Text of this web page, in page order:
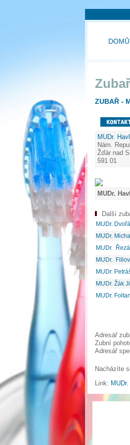
DOMŮ
ZUBAŘ -
MUDr.
Nám.
Žďár nad
591 01
MUDr.
Další
MUDr.
MUDr.
MUDr.
MUDr.
MUDr.
MUDr. Žák
MUDr.
Adresář
Zubní
Adresář
Nacházíte
Link: